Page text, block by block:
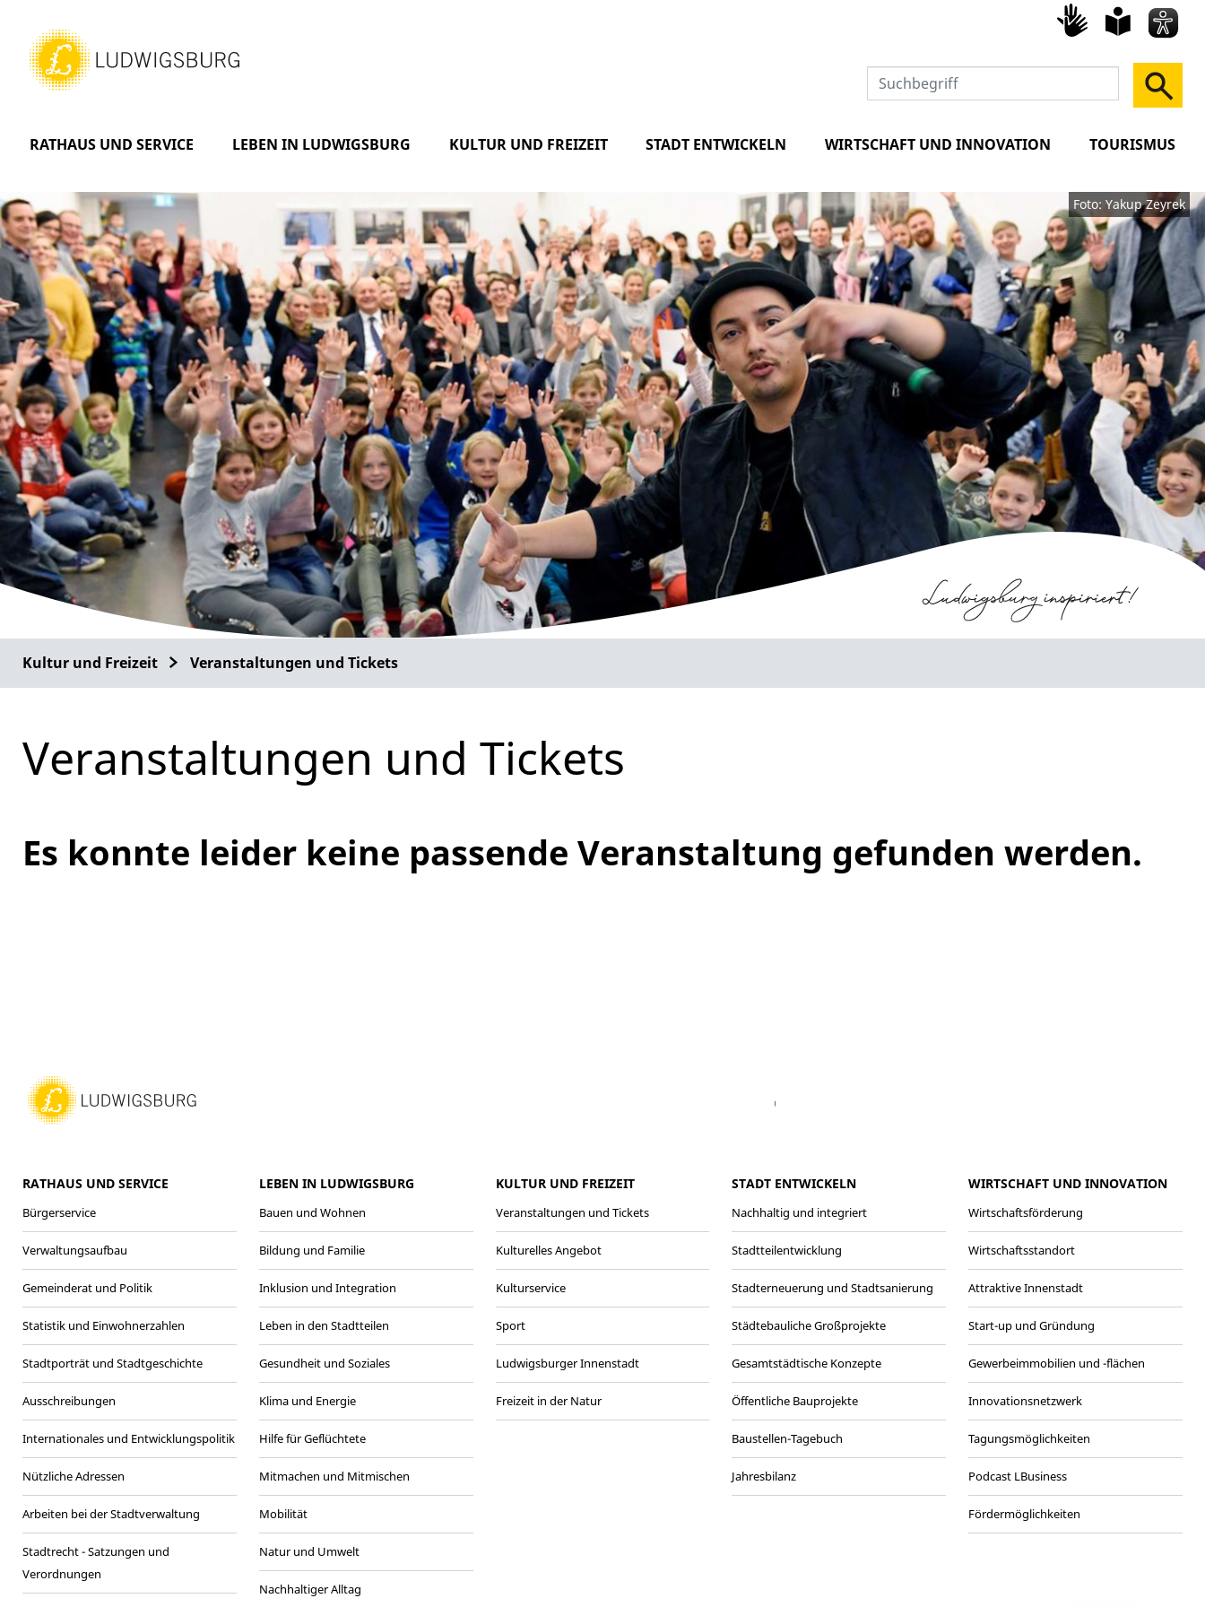
RATHAUS UND SERVICE LEBEN IN LUDWIGSBURG KULTUR UND FREIZEIT STADT ENTWICKELN WIRTSCHAFT UND INNOVATION TOURISMUS
Foto: Yakup Zeyrek
Kultur und Freizeit Veranstaltungen und Tickets
Veranstaltungen und Tickets
Es konnte leider keine passende Veranstaltung gefunden werden.
LinkedIn
RATHAUS UND SERVICE
Bürgerservice
Verwaltungsaufbau
Gemeinderat und Politik
Statistik und Einwohnerzahlen
Stadtporträt und Stadtgeschichte
Ausschreibungen
Internationales und Entwicklungspolitik
Nützliche Adressen
Arbeiten bei der Stadtverwaltung
Stadtrecht - Satzungen und
Verordnungen
LEBEN IN LUDWIGSBURG
Bauen und Wohnen
Bildung und Familie
Inklusion und Integration
Leben in den Stadtteilen
Gesundheit und Soziales
Klima und Energie
Hilfe für Geflüchtete
Mitmachen und Mitmischen
Mobilität
Natur und Umwelt
Nachhaltiger Alltag
KULTUR UND FREIZEIT
Veranstaltungen und Tickets
Kulturelles Angebot
Kulturservice
Sport
Ludwigsburger Innenstadt
Freizeit in der Natur
STADT ENTWICKELN
Nachhaltig und integriert
Stadtteilentwicklung
Stadterneuerung und Stadtsanierung
Städtebauliche Großprojekte
Gesamtstädtische Konzepte
Öffentliche Bauprojekte
Baustellen-Tagebuch
Jahresbilanz
WIRTSCHAFT UND INNOVATION
Wirtschaftsförderung
Wirtschaftsstandort
Attraktive Innenstadt
Start-up und Gründung
Gewerbeimmobilien und -flächen
Innovationsnetzwerk
Tagungsmöglichkeiten
Podcast LBusiness
Fördermöglichkeiten